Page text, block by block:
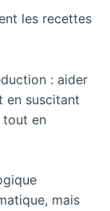
les recettes
: aider
en suscitant
tout en
mais